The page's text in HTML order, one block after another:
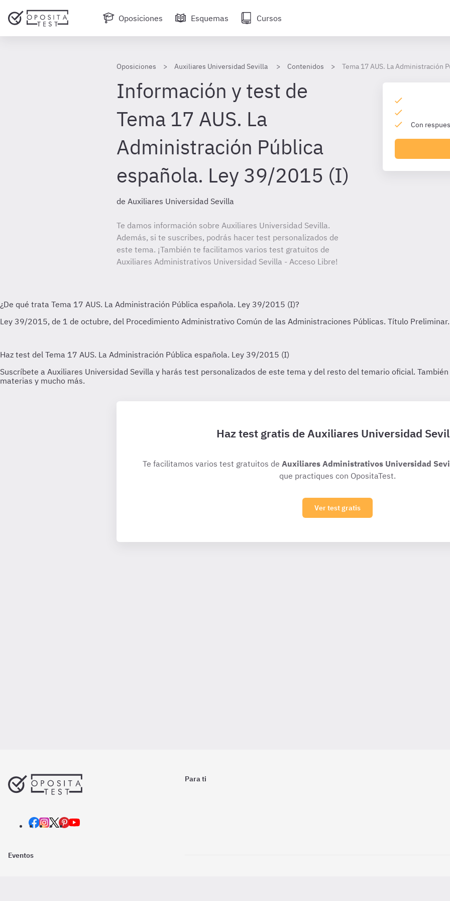
Oposiciones Esquemas Cursos
Oposiciones Auxiliares Universidad Sevilla Contenidos Tema 17 AUS. La Administración
Información y test de
Tema 17 AUS. La
Administración Pública
española. Ley 39/2015 (I)
de Auxiliares Universidad Sevilla
Te damos información sobre Auxiliares Universidad Sevilla.
Además, si te suscribes, podrás hacer test personalizados de
este tema. ¡También te facilitamos varios test gratuitos de
Auxiliares Administrativos Universidad Sevilla - Acceso Libre!
Con
Haz test gratis de Auxiliares Universidad
Te facilitamos varios test gratuitos de Auxiliares Administrativos Universidad
que practiques con OpositaTest.
Ver test gratis
Para ti
Eventos